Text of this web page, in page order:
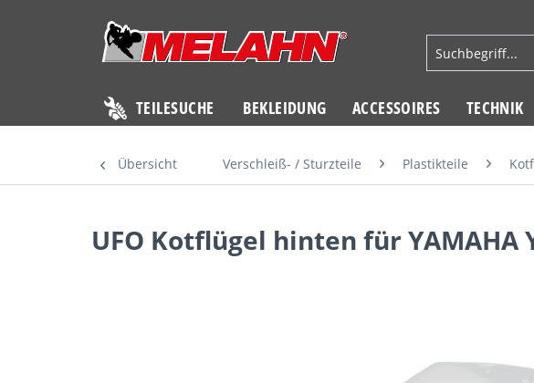
TEILESUCHE BEKLEIDUNG ACCESSOIRES TECHNIK
Übersicht Verschleiß- / Sturzteile Plastikteile
UFO Kotflügel hinten für YAMAHA